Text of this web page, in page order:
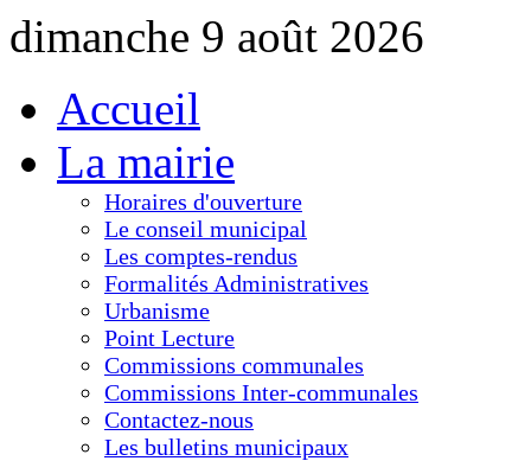
dimanche 9 août 2026
Accueil
La mairie
Horaires d'ouverture
Le conseil municipal
Les comptes-rendus
Formalités Administratives
Urbanisme
Point Lecture
Commissions communales
Commissions Inter-communales
Contactez-nous
Les bulletins municipaux